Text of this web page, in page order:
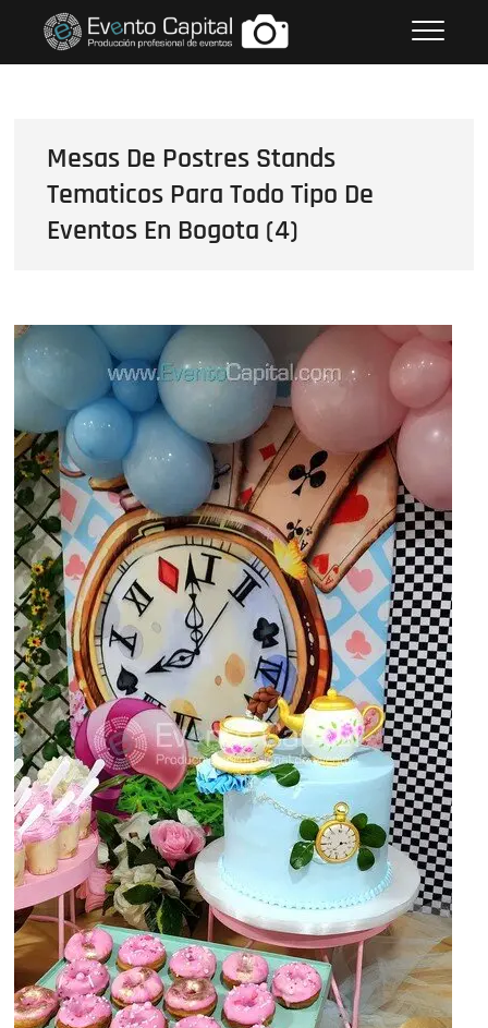
contenido
FOTOS GRUPO EMPRESARIAL
Mesas De Postres Stands
Tematicos Para Todo Tipo De
Eventos En Bogota (4)